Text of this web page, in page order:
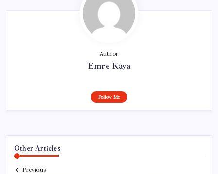
Author
Emre Kaya
Follow Me
Other Articles
Previous